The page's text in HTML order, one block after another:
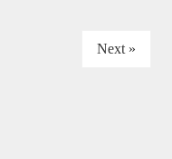
Next »